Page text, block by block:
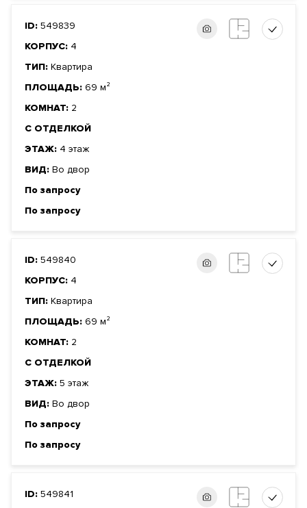
ID: 549839
КОРПУС: 4
ТИП: Квартира
ПЛОЩАДЬ: 69 м²
КОМНАТ: 2
С ОТДЕЛКОЙ
ЭТАЖ: 4 этаж
ВИД: Во двор
По запросу
По запросу
ID: 549840
КОРПУС: 4
ТИП: Квартира
ПЛОЩАДЬ: 69 м²
КОМНАТ: 2
С ОТДЕЛКОЙ
ЭТАЖ: 5 этаж
ВИД: Во двор
По запросу
По запросу
ID: 549841